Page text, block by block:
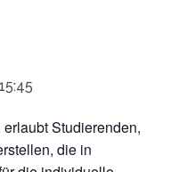
erlaubt Studierenden,
die in